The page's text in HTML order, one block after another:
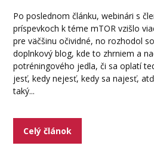
Po poslednom článku, webinári s
príspevkoch k téme mTOR vzišlo
pre väčšinu očividné, no rozhodol
doplnkový blog, kde to zhrniem a
potréningového jedla, či sa oplatí
jesť, kedy nejesť, kedy sa najesť,
taký...
Celý článok